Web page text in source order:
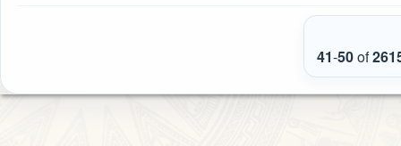
41-50of